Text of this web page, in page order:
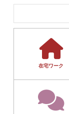
在宅ワーク